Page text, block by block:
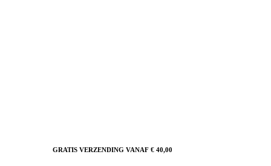
GRATIS VERZENDING VANAF € 40,00